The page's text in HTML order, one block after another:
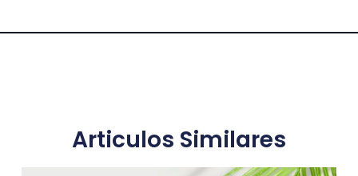
Articulos Similares